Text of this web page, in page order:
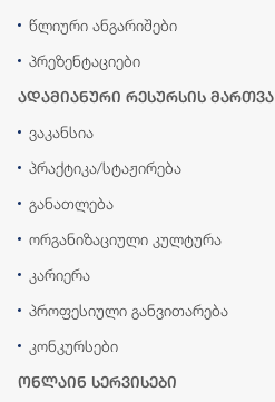
წლიური ანგარიშები
პრეზენტაციები
ადამიანური რესურსის მართვა
ვაკანსია
პრაქტიკა/სტაჟირება
განათლება
ორგანიზაციული კულტურა
კარიერა
პროფესიული განვითარება
კონკურსები
ონლაინ სერვისები